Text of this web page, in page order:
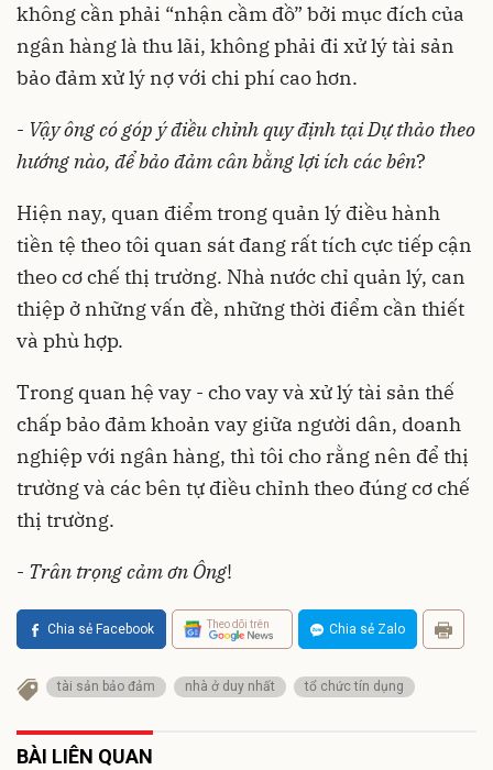
không cần phải “nhận cầm đồ” bởi mục đích của
ngân hàng là thu lãi, không phải đi xử lý tài sản
bảo đảm xử lý nợ với chi phí cao hơn.
- Vậy ông có góp ý điều chỉnh quy định tại Dự thảo theo
hướng nào, để bảo đảm cân bằng lợi ích các bên?
Hiện nay, quan điểm trong quản lý điều hành
tiền tệ theo tôi quan sát đang rất tích cực tiếp cận
theo cơ chế thị trường. Nhà nước chỉ quản lý, can
thiệp ở những vấn đề, những thời điểm cần thiết
và phù hợp.
Trong quan hệ vay - cho vay và xử lý tài sản thế
chấp bảo đảm khoản vay giữa người dân, doanh
nghiệp với ngân hàng, thì tôi cho rằng nên để thị
trường và các bên tự điều chỉnh theo đúng cơ chế
thị trường.
- Trân trọng cảm ơn Ông!
Chia sẻ Facebook Theo dõi trên Chia sẻ Zalo
tài sản bảo đảm nhà ở duy nhất tổ chức tín dụng
BÀI LIÊN QUAN